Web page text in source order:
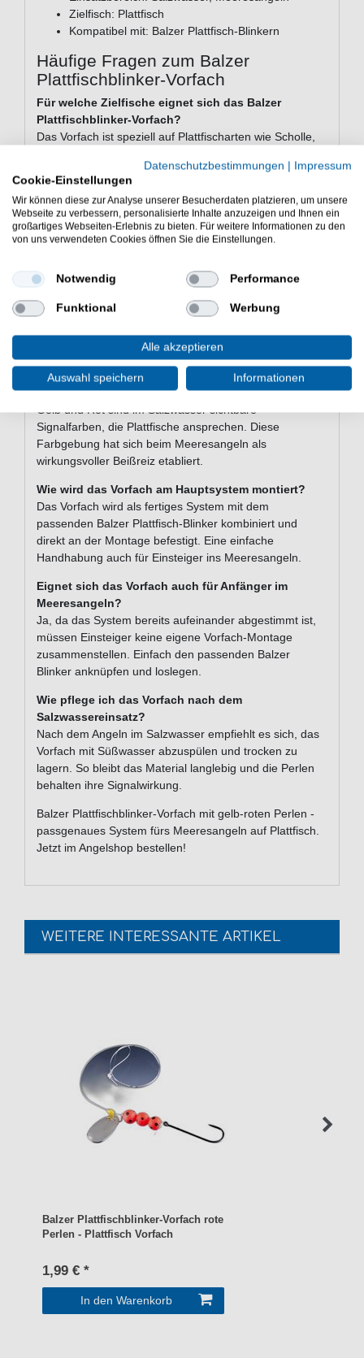
Zielfisch: Plattfisch
Kompatibel mit: Balzer Plattfisch-Blinkern
Häufige Fragen zum Balzer
Plattfischblinker-Vorfach
Für welche Zielfische eignet sich das Balzer
Plattfischblinker-Vorfach?
Das Vorfach ist speziell auf Plattfischarten wie Scholle,
das gezielte Angeln auf Plattfisch im Salzwasser, etwa
auf Nord- oder Ostsee.
Mit welchen Blinkern ist das Vorfach kompatibel?
Das Vorfach ist gezielt auf die Balzer Plattfisch-Blinker
Vorfach und Blinker gemeinsam ein funktionierendes
System bilden.
Wo kann ich das Vorfach einsetzen?
See oder an der Küste. Ideal für das Grundangeln vom
Boot oder von der Küste aus auf Plattfisch.
Warum sind die Perlen gelb und rot?
Gelb und Rot sind im Salzwasser sichtbare
Signalfarben, die Plattfische ansprechen. Diese
Farbgebung hat sich beim Meeresangeln als
wirkungsvoller Beißreiz etabliert.
Wie wird das Vorfach am Hauptsystem montiert?
Das Vorfach wird als fertiges System mit dem
passenden Balzer Plattfisch-Blinker kombiniert und
direkt an der Montage befestigt. Eine einfache
Handhabung auch für Einsteiger ins Meeresangeln.
Eignet sich das Vorfach auch für Anfänger im
Meeresangeln?
Ja, da das System bereits aufeinander abgestimmt ist,
müssen Einsteiger keine eigene Vorfach-Montage
zusammenstellen. Einfach den passenden Balzer
Blinker anknüpfen und loslegen.
Wie pflege ich das Vorfach nach dem
Salzwassereinsatz?
Nach dem Angeln im Salzwasser empfiehlt es sich, das
Vorfach mit Süßwasser abzuspülen und trocken zu
lagern. So bleibt das Material langlebig und die Perlen
behalten ihre Signalwirkung.
Balzer Plattfischblinker-Vorfach mit gelb-roten Perlen -
passgenaues System fürs Meeresangeln auf Plattfisch.
Jetzt im Angelshop bestellen!
WEITERE INTERESSANTE ARTIKEL
Balzer Plattfischblinker-Vorfach rote
Perlen - Plattfisch Vorfach
1,99 € *
In den Warenkorb
Datenschutzbestimmungen | Impressum
Cookie-Einstellungen
Wir können diese zur Analyse unserer Besucherdaten platzieren, um unsere
Webseite zu verbessern, personalisierte Inhalte anzuzeigen und Ihnen ein
großartiges Webseiten-Erlebnis zu bieten. Für weitere Informationen zu den
von uns verwendeten Cookies öffnen Sie die Einstellungen.
Notwendig Performance
Funktional Werbung
Alle akzeptieren
Auswahl speichern Informationen